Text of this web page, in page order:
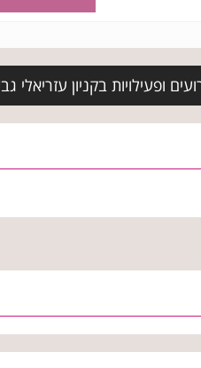
ופעילויות בקניון עזריאלי